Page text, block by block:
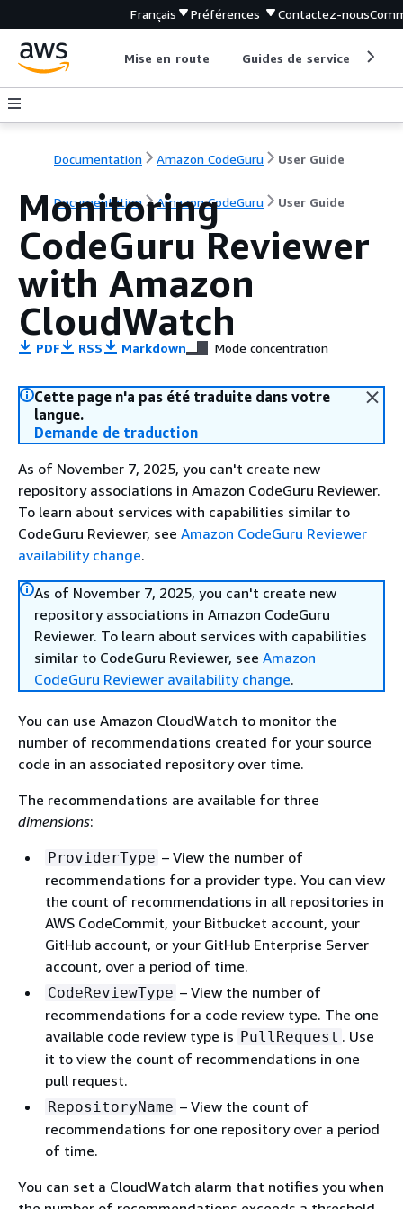
Français Préférences Contactez-nous
Mise en route Guides de service
Documentation Amazon CodeGuru User Guide
Documentation Amazon CodeGuru User Guide
Monitoring
CodeGuru Reviewer
with Amazon
CloudWatch
PDF RSS Markdown Mode concentration
Cette page n'a pas été traduite dans votre
langue.
Demande de traduction
As of November 7, 2025, you can't create new
repository associations in Amazon CodeGuru Reviewer.
To learn about services with capabilities similar to
CodeGuru Reviewer, see Amazon CodeGuru Reviewer
availability change.
As of November 7, 2025, you can't create new
repository associations in Amazon CodeGuru
Reviewer. To learn about services with capabilities
similar to CodeGuru Reviewer, see Amazon
CodeGuru Reviewer availability change.
You can use Amazon CloudWatch to monitor the
number of recommendations created for your source
code in an associated repository over time.
The recommendations are available for three
dimensions:
ProviderType – View the number of
recommendations for a provider type. You can view
the count of recommendations in all repositories in
AWS CodeCommit, your Bitbucket account, your
GitHub account, or your GitHub Enterprise Server
account, over a period of time.
CodeReviewType – View the number of
recommendations for a code review type. The one
available code review type is PullRequest . Use
it to view the count of recommendations in one
pull request.
RepositoryName – View the count of
recommendations for one repository over a period
of time.
You can set a CloudWatch alarm that notifies you when